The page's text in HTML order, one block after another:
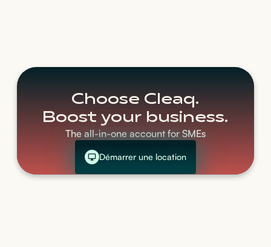
Choose Cleaq.
Boost your business.
The all-in-one account for SMEs
Démarrer une location